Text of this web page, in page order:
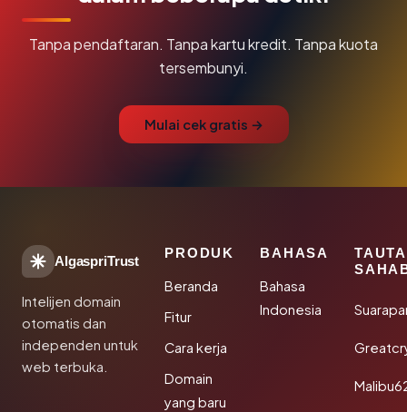
Tanpa pendaftaran. Tanpa kartu kredit. Tanpa kuota
tersembunyi.
Mulai cek gratis →
AlgaspriTrust
Intelijen domain
otomatis dan
independen untuk
web terbuka.
PRODUK
Beranda
Fitur
Cara kerja
Domain
yang baru
BAHASA
Bahasa
Indonesia